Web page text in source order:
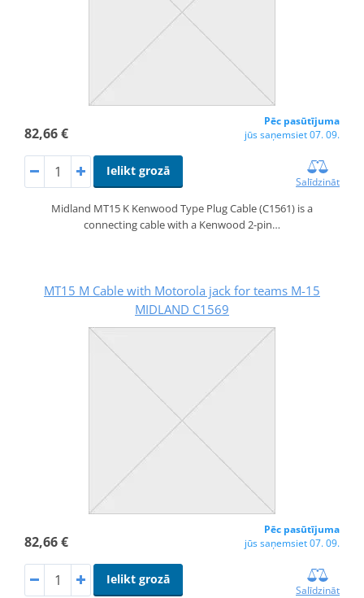
82,66 €
Pēc pasūtījuma
jūs saņemsiet 07. 09.
Ielikt grozā
Salīdzināt
Midland MT15 K Kenwood Type Plug Cable (C1561) is a
connecting cable with a Kenwood 2-pin…
MT15 M Cable with Motorola jack for teams M-15
MIDLAND C1569
82,66 €
Pēc pasūtījuma
jūs saņemsiet 07. 09.
Ielikt grozā
Salīdzināt